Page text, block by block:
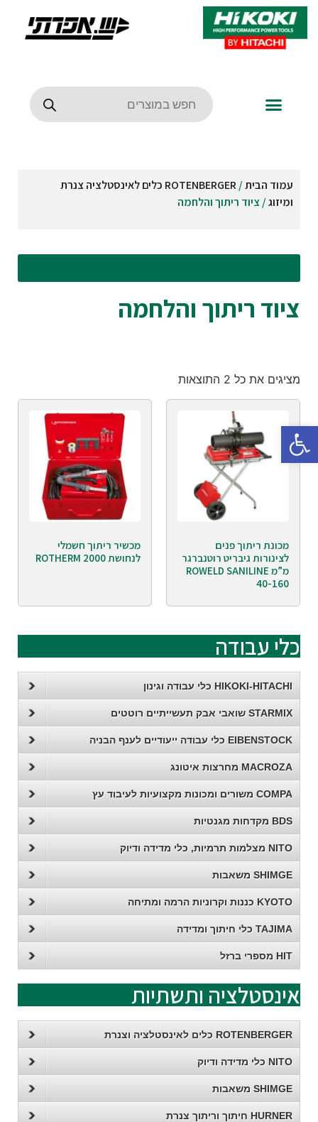
פתח סרגל נגישות
עמוד הבית/
ROTENBERGER כלים לאינסטלציה צנרת
ומיזוג/ ציוד ריתוך והלחמה
כלי עבודה
HIKOKI-HITACHI כלי עבודה וגינון
STARMIX שואבי אבק תעשייתיים רוטטים
EIBENSTOCK כלי עבודה ייעודיים לענף הבניה
MACROZA מחרצות איטונג
COMPA משורים ומכונות מקצועיות לעיבוד עץ
BDS מקדחות מגנטיות
NITO מצלמות תרמיות, כלי מדידה ודיוק
SHIMGE משאבות
KYOTO כננות וקרוניות הרמה ומתיחה
TAJIMA כלי חיתוך ומדידה
HIT מספרי ברזל
אינסטלציה ותשתיות
ROTENBERGER כלים לאינסטלציה וצנרת
NITO כלי מדידה ודיוק
SHIMGE משאבות
HURNER חיתוך וריתוך צנרת
ציוד ריתוך והלחמה
מציגים את כל ⁦2⁩ התוצאות
מכונת ריתוך פנים
לצינורות גיבריט רוטנברגר
מ”מ ROWELD SANILINE
40-160
מכשיר ריתוך חשמלי
לנחושת ROTHERM 2000